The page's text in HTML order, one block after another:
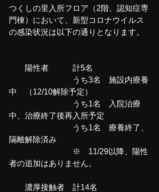
つくしの里入所フロア（2階、認知症専
門棟）において、新型コロナウイルス
の感染状況は以下の通りとなります。
陽性者　　　計5名
うち3名　施設内療養
中　（12/10解除予定）
うち1名　入院治療
中、治療終了後再入所予定
うち1名　療養終了、
隔離解除済み
※　11/29以降、陽性
者の追加はありません。
濃厚接触者　計14名